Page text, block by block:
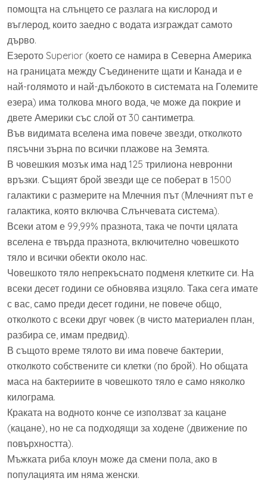
помощта на слънцето се разлага на кислород и
въглерод, които заедно с водата изграждат самото
дърво.
Езерото Superior (което се намира в Северна Америка
на границата между Съединените щати и Канада и е
най-голямото и най-дълбокото в системата на Големите
езера) има толкова много вода, че може да покрие и
двете Америки със слой от 30 сантиметра.
Във видимата вселена има повече звезди, отколкото
пясъчни зърна по всички плажове на Земята.
В човешкия мозък има над 125 трилиона невронни
връзки. Същият брой звезди ще се поберат в 1500
галактики с размерите на Млечния път (Млечният път е
галактика, която включва Слънчевата система).
Всеки атом е 99,99% празнота, така че почти цялата
вселена е твърда празнота, включително човешкото
тяло и всички обекти около нас.
Човешкото тяло непрекъснато подменя клетките си. На
всеки десет години се обновява изцяло. Така сега имате
с вас, само преди десет години, не повече общо,
отколкото с всеки друг човек (в чисто материален план,
разбира се, имам предвид).
В същото време тялото ви има повече бактерии,
отколкото собствените си клетки (по брой). Но общата
маса на бактериите в човешкото тяло е само няколко
килограма.
Краката на водното конче се използват за кацане
(кацане), но не са подходящи за ходене (движение по
повърхността).
Мъжката риба клоун може да смени пола, ако в
популацията им няма женски.